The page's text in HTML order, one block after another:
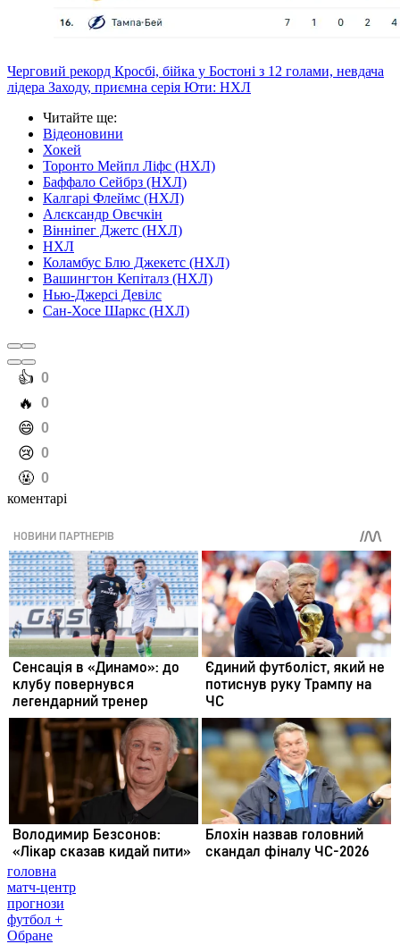
Черговий рекорд Кросбі, бійка у Бостоні з 12 голами, невдача
лідера Заходу, приємна серія Юти: НХЛ
Читайте ще:
Відеоновини
Хокей
Торонто Мейпл Ліфс (НХЛ)
Баффало Сейбрз (НХЛ)
Калгарі Флеймс (НХЛ)
Алєксандр Овєчкін
Вінніпег Джетс (НХЛ)
НХЛ
Коламбус Блю Джекетс (НХЛ)
Вашингтон Кепіталз (НХЛ)
Нью-Джерсі Девілс
Сан-Хосе Шаркс (НХЛ)
️👍 0
️🔥 0
️😄 0
️😢 0
️🤬 0
коментарі
головна
матч-центр
прогнози
футбол +
Обране